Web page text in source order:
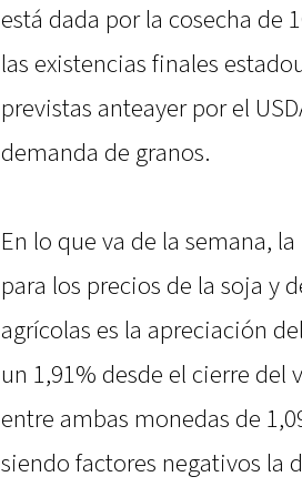
está dada por la cosecha de
las existencias finales
previstas anteayer por el
demanda de granos.
En lo que va de la semana,
para los precios de la soja y
agrícolas es la apreciación
un 1,91% desde el cierre del
entre ambas monedas de
siendo factores negativos la